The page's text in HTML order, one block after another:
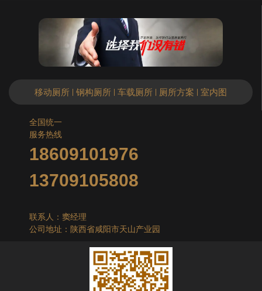
移动厕所 钢构厕所 车载厕所 厕所方案 室内图
全国统一
服务热线
18609101976
13709105808
联系人：窦经理
公司地址：陕西省咸阳市天山产业园